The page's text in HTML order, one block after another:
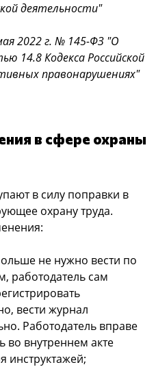
деятельности"
2022 г. № 145-ФЗ "О
14.8 Кодекса Российской
правонарушениях"
в сфере охраны
в силу поправки в
охрану труда.
не нужно вести по
работодатель сам
вести журнал
Работодатель вправе
во внутреннем акте
инструктажей;